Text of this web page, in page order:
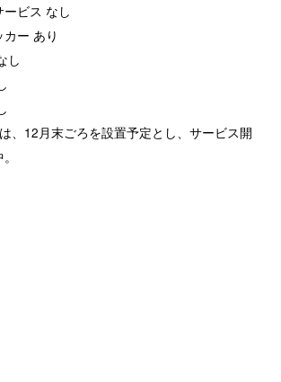
ービス なし
ー あり
し
、12月末ごろを設置予定とし、サービス開